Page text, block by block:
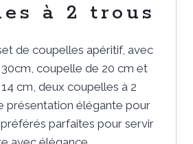
à 2 trous
de coupelles apéritif, avec
coupelle de 20 cm et
cm, deux coupelles à 2
présentation élégante pour
parfaites pour servir